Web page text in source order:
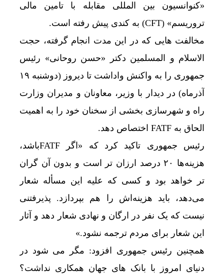
«کنوانسیون بین المللی مقابله با تامین مالی
تروریسم» (CFT) به کندی پیش رفته است.
مخالفت هایی که در این مدت انجام گرفته، حجت
الاسلام و المسلمین دکتر «حسن روحانی» رئیس
جمهوری را به واکنش واداشت تا دیروز (دوشنبه ۱۹
آذرماه) در دیدار با وزیر، معاونان و مدیران وزارت
راه و شهرسازی بخشی از سخنان خود را به اهمیت
الحاق به FATF اختصاص دهد.
رئیس جمهوری تاکید کرد که «اگر FATFباشد،
هزینه‌ها ۲۰ درصد ارزان ‌تر است و بدون آن گران
‌تر خواهد بود و کسی که علیه این مسأله شعار
می‌دهد، باید هزینه‌اش را هم بپردازد. پذیرفتنی
نیست که یک نفر در ارگان و نهادی شعار دهد و آثار
این شعار برای مردم ترجمه نشود.»
همچنین رئیس جمهوری افزود: مگر می ‌شود در
دنیای امروز با بانک ‌های جهان همکاری نداشت؟